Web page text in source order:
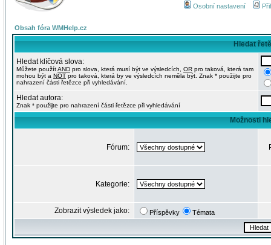
Osobní nastavení
Obsah fóra WMHelp.cz
Hledat
Hledat klíčová slova:
Můžete použítAND pro slova, která musí být ve výsledcích, OR pro taková, která tam
mohou být a NOT pro taková, která by ve výsledcích neměla být. Znak * použijte pro
nahrazení části řetězce při vyhledávání.
Hledat autora:
Znak * použijte pro nahrazení části řetězce při vyhledávání
Možnosti
Fórum:
Kategorie:
Zobrazit výsledek jako: Příspěvky Témata